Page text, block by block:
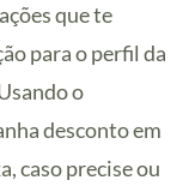
que te
para o perfil da
o
desconto em
caso precise ou